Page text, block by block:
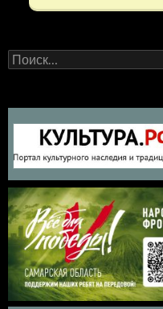
Найти: